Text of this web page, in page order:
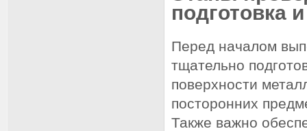
подготовка
Перед началом
тщательно
поверхности
посторонних
Также важно